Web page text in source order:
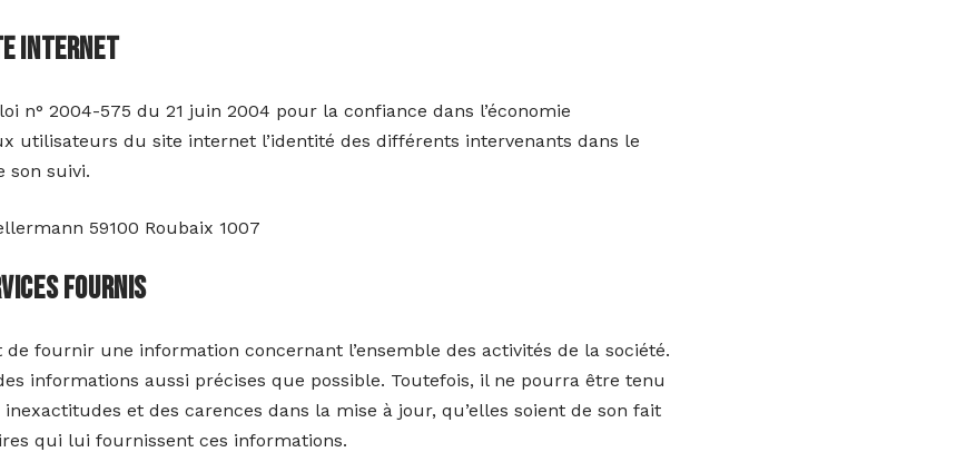
internet
n° 2004-575 du 21 juin 2004 pour la confiance dans l’économie
utilisateurs du site internet l’identité des différents intervenants dans le
son suivi.
59100 Roubaix 1007
fournis
fournir une information concernant l’ensemble des activités de la société.
informations aussi précises que possible. Toutefois, il ne pourra être tenu
et des carences dans la mise à jour, qu’elles soient de son fait
qui lui fournissent ces informations.